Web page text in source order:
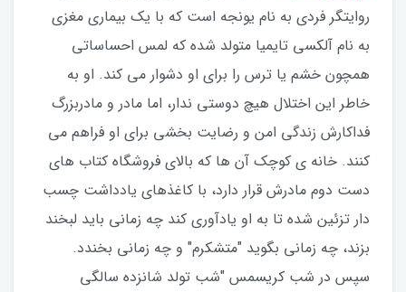
روایتگر فردی به نام یونجه است که با یک بیماری مغزی
به نام آلکسی تایمیا متولد شده که لمس احساساتی
همچون خشم یا ترس را برای او دشوار می کند. او به
خاطر این اختلال هیچ دوستی ندار، اما مادر و مادربزرگ
فداکارش زندگی امن و رضایت بخشی برای او فراهم می
کنند. خانه ی کوچک آن ها که بالای فروشگاه کتاب های
دست دوم مادرش قرار دارد، با کاغذهای یادداشت چسب
دار تزئین شده تا به او یادآوری کند چه زمانی باید لبخند
بزند، چه زمانی بگوید "متشکرم" و چه زمانی بخندد.
سپس در شب کریسمس "شب تولد شانزده سالگی